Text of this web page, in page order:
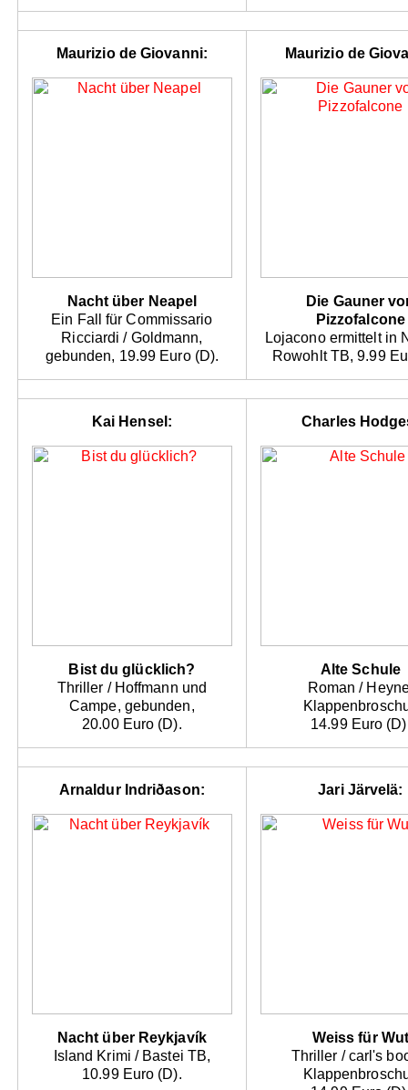
Maurizio de Giovanni:
Nacht über Neapel
Ein Fall für Commissario
Ricciardi / Goldmann,
gebunden, 19.99 Euro (D).
Maurizio de
Die Gauner
Pizzofalcone
Lojacono ermittelt in
Rowohlt TB, 9.99
Kai Hensel:
Bist du glücklich?
Thriller / Hoffmann und
Campe, gebunden,
20.00 Euro (D).
Charles
Alte Schule
Roman /
14.99 Euro
Arnaldur Indriðason:
Nacht über Reykjavík
Island Krimi / Bastei TB,
10.99 Euro (D).
Jari Järvelä:
Weiss für
Thriller / carl's